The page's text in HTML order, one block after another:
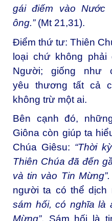
gái điếm vào Nước
ông.”(Mt 21,31).
Điểm thứ tư: Thiên
loại chứ không
Người; giống như
yêu thương tất cả
không trừ một ai.
Bên cạnh đó,
Giôna còn giúp ta
Chúa Giêsu: “Thời
Thiên Chúa đã đến
và tin vào Tin Mừng”.
người ta có thể dịch
sám hối, có nghĩa là